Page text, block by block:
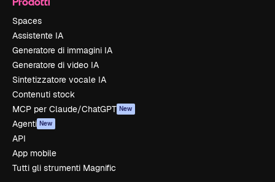
Spaces
Assistente IA
Generatore di immagini IA
Generatore di video IA
Sintetizzatore vocale IA
Contenuti stock
MCP per Claude/ChatGPT New
Agenti New
API
App mobile
Tutti gli strumenti Magnific